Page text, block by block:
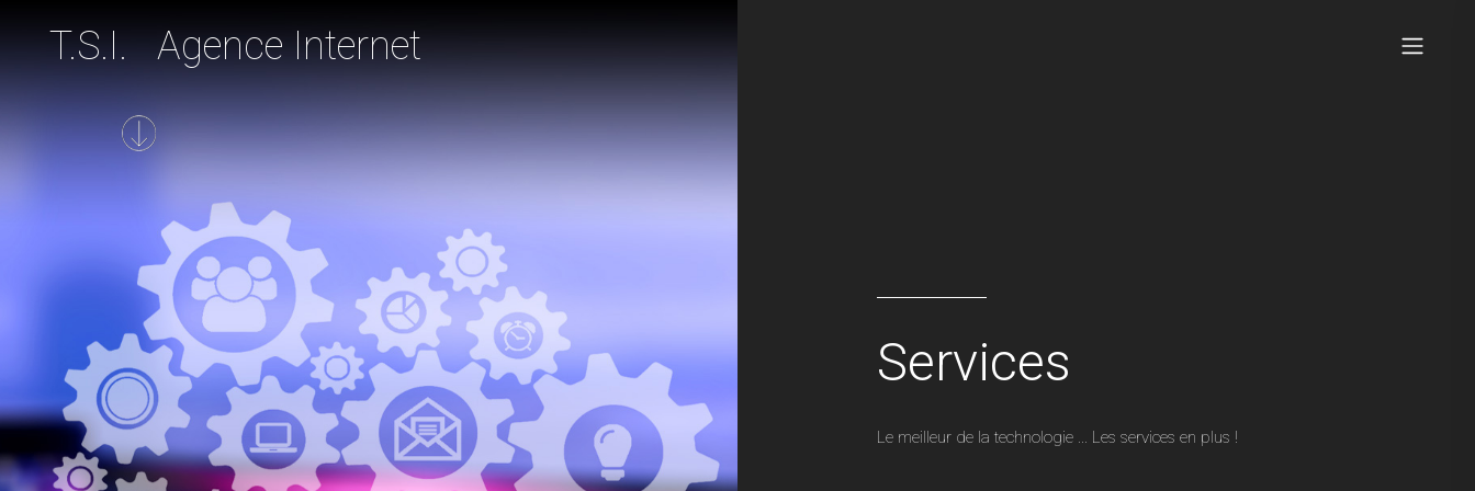
T.S.I. Agence Internet
Services
Le meilleur de la technologie ... Les services en plus !